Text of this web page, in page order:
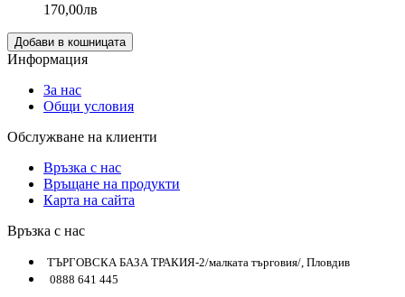
170,00лв
Добави в кошницата
Информация
За нас
Общи условия
Обслужване на клиенти
Връзка с нас
Връщане на продукти
Карта на сайта
Връзка с нас
ТЪРГОВСКА БАЗА ТРАКИЯ-2/малката търговия/, Пловдив
0888 641 445